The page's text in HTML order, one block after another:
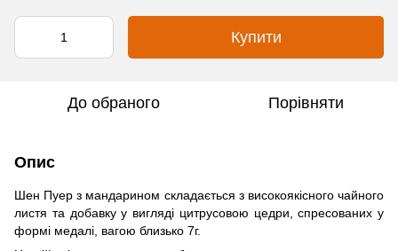
Купити
До обраного Порівняти
Опис
Шен Пуер з мандарином складається з високоякісного чайного
листя та добавку у вигляді цитрусовою цедри, спресованих у
формі медалі, вагою близько 7г.